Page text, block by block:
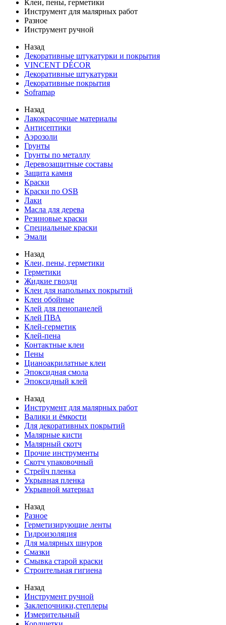
Клеи, пены, герметики
Инструмент для малярных работ
Разное
Инструмент ручной
Назад
Декоративные штукатурки и покрытия
VINCENT DÉCOR
Декоративные штукатурки
Декоративные покрытия
Soframap
Назад
Лакокрасочные материалы
Антисептики
Аэрозоли
Грунты
Грунты по металлу
Деревозащитные составы
Защита камня
Краски
Краски по OSB
Лаки
Масла для дерева
Резиновые краски
Специальные краски
Эмали
Назад
Клеи, пены, герметики
Герметики
Жидкие гвозди
Клеи для напольных покрытий
Клеи обойные
Клей для пенопанелей
Клей ПВА
Клей-герметик
Клей-пена
Контактные клеи
Пены
Цианоакрилатные клеи
Эпоксидная смола
Эпоксидный клей
Назад
Инструмент для малярных работ
Валики и ёмкости
Для декоративных покрытий
Малярные кисти
Малярный скотч
Прочие инструменты
Скотч упаковочный
Стрейч пленка
Укрывная пленка
Укрывной материал
Назад
Разное
Герметизирующие ленты
Гидроизоляция
Для малярных шнуров
Смазки
Смывка старой краски
Строительная гигиена
Назад
Инструмент ручной
Заклепочники,степлеры
Измерительный